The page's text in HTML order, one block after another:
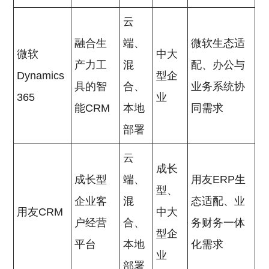
微软
Dynamics
365
融合生
产力工
具的智
能CRM
云
端、
混
合、
本地
部署
中大
型企
业
微软生态适
配、办公与
业务系统协
同需求
用友CRM
成长型
企业客
户经营
平台
云
端、
混
合、
本地
部署
成长
型、
中大
型企
业
用友ERP生
态适配、业
务财务一体
化需求